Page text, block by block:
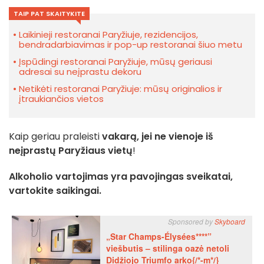
TAIP PAT SKAITYKITE
Laikinieji restoranai Paryžiuje, rezidencijos,
bendradarbiavimas ir pop-up restoranai šiuo metu
Įspūdingi restoranai Paryžiuje, mūsų geriausi
adresai su neįprastu dekoru
Netikėti restoranai Paryžiuje: mūsų originalios ir
įtraukiančios vietos
Kaip geriau praleistivakarą, jei ne vienoje iš
neįprastų Paryžiaus vietų!
Alkoholio vartojimas yra pavojingas sveikatai,
vartokite saikingai.